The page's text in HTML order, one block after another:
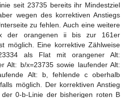
seit 23735 bereits ihr Mindestziel
wegen des korrektiven Anstiegs
zu fehlen. Auch eine weitere
der orangenen ii bis zur 161er
möglich. Eine korrektive Zählweise
als Flat mit orangener Alt:
Alt: b/x=23735 sowie laufender Alt:
Alt: b, fehlende c oberhalb
möglich. Der korrektiven Anstieg
0-b-Linie der bisherigen roten B